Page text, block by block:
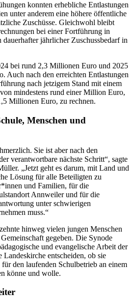
konnten erhebliche Entlastungen
unter anderem eine höhere öffentliche
Zuschüsse. Gleichwohl bleibt
bei einer Fortführung in
jährlicher Zuschussbedarf in
bei rund 2,3 Millionen Euro und 2025
Auch nach den erreichten Entlastungen
nach jetzigem Stand mit einem
mindestens rund einer Million Euro,
Millionen Euro, zu rechnen.
Menschen und
Sie ist aber nach den
verantwortbare nächste Schritt“, sagte
„Jetzt geht es darum, mit Land und
Lösung für alle Beteiligten zu
und Familien, für die
Annweiler und für die
unter schwierigen
muss.“
hinweg vielen jungen Menschen
gegeben. Die Synode
und evangelische Arbeit der
Landeskirche entscheiden, ob sie
den laufenden Schulbetrieb an einem
könne und wolle.